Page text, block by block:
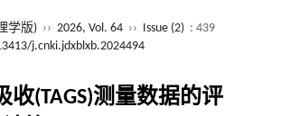
学版) ›› 2026, Vol. 64 ›› Issue (2) : 439
j.cnki.jdxblxb.2024494
收(TAGS)测量数据的评